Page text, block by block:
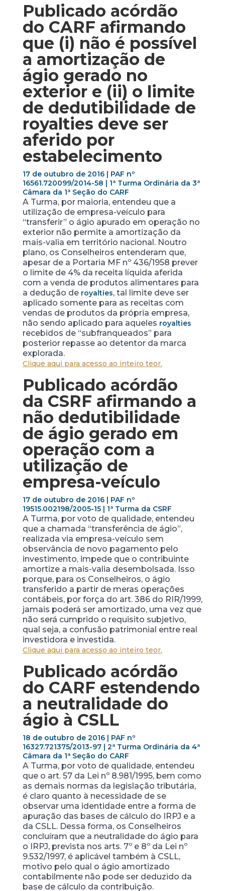
Publicado acórdão
do CARF afirmando
que (i) não é possível
a amortização de
ágio gerado no
exterior e (ii) o limite
de dedutibilidade de
royalties deve ser
aferido por
estabelecimento
17 de outubro de 2016 | PAF nº
16561.720099/2014-­58 | 1ª Turma Ordinária da 3ª
Câmara da 1ª Seção do CARF
A Turma, por maioria, entendeu que a
utilização de empresa-veículo para
“transferir” o ágio apurado em operação no
exterior não permite a amortização da
mais-valia em território nacional. Noutro
plano, os Conselheiros entenderam que,
apesar de a Portaria MF nº 436/1958 prever
o limite de 4% da receita líquida aferida
com a venda de produtos alimentares para
a dedução de royalties, tal limite deve ser
aplicado somente para as receitas com
vendas de produtos da própria empresa,
não sendo aplicado para aqueles royalties
recebidos de “subfranqueados” para
posterior repasse ao detentor da marca
explorada.
Clique aqui para acesso ao inteiro teor.
Publicado acórdão
da CSRF afirmando a
não dedutibilidade
de ágio gerado em
operação com a
utilização de
empresa-veículo
17 de outubro de 2016 | PAF nº
19515.002198/2005-­15 | 1ª Turma da CSRF
A Turma, por voto de qualidade, entendeu
que a chamada “transferência de ágio”,
realizada via empresa-veículo sem
observância de novo pagamento pelo
investimento, impede que o contribuinte
amortize a mais-valia desembolsada. Isso
porque, para os Conselheiros, o ágio
transferido a partir de meras operações
contábeis, por força do art. 386 do RIR/1999,
jamais poderá ser amortizado, uma vez que
não será cumprido o requisito subjetivo,
qual seja, a confusão patrimonial entre real
investidora e investida.
Clique aqui para acesso ao inteiro teor.
Publicado acórdão
do CARF estendendo
a neutralidade do
ágio à CSLL
18 de outubro de 2016 | PAF nº
16327.721375/2013­-97 | 2ª Turma Ordinária da 4ª
Câmara da 1ª Seção do CARF
A Turma, por voto de qualidade, entendeu
que o art. 57 da Lei nº 8.981/1995, bem como
as demais normas da legislação tributária,
é claro quanto à necessidade de se
observar uma identidade entre a forma de
apuração das bases de cálculo do IRPJ e a
da CSLL. Dessa forma, os Conselheiros
concluíram que a neutralidade do ágio para
o IRPJ, prevista nos arts. 7º e 8º da Lei nº
9.532/1997, é aplicável também à CSLL,
motivo pelo qual o ágio amortizado
contabilmente não pode ser deduzido da
base de cálculo da contribuição.